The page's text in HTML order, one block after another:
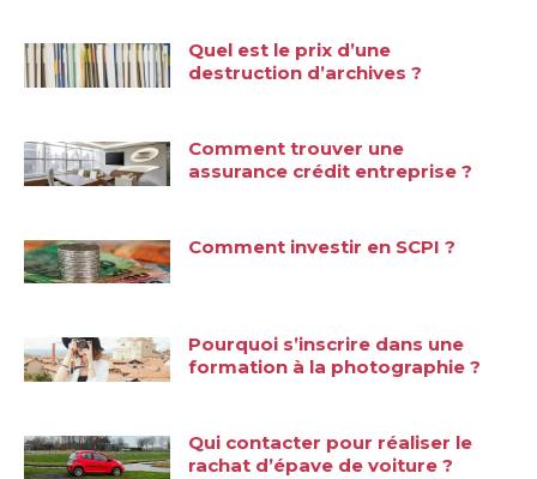
Quel est le prix d’une
destruction d’archives ?
Comment trouver une
assurance crédit entreprise ?
Comment investir en SCPI ?
Pourquoi s’inscrire dans une
formation à la photographie ?
Qui contacter pour réaliser le
rachat d’épave de voiture ?